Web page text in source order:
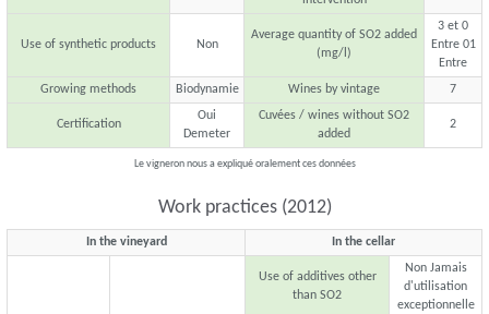
Use of synthetic products Non
Average quantity of SO2 added
(mg/l)
3 et 0
Entre 01
Entre
Growing methods
Biodynamie Wines by vintage 7
Certification
Oui
Demeter
Cuvées / wines without SO2
added
2
Le vigneron nous a expliqué oralement ces données
Work practices (2012)
In the vineyard In the cellar
Use of additives other
than SO2
Non Jamais
d'utilisation
exceptionnelle